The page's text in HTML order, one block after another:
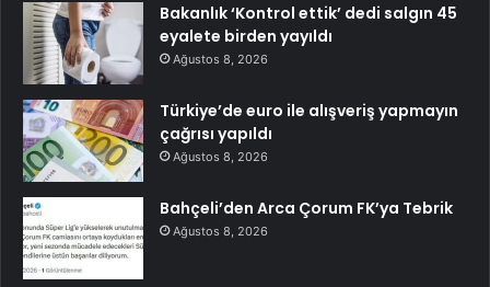
Bakanlık ‘Kontrol ettik’ dedi salgın 45
eyalete birden yayıldı
Ağustos 8, 2026
Türkiye’de euro ile alışveriş yapmayın
çağrısı yapıldı
Ağustos 8, 2026
Bahçeli’den Arca Çorum FK’ya Tebrik
Ağustos 8, 2026